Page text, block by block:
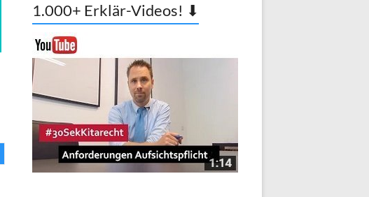
1.000+ Erklär-Videos! ⬇